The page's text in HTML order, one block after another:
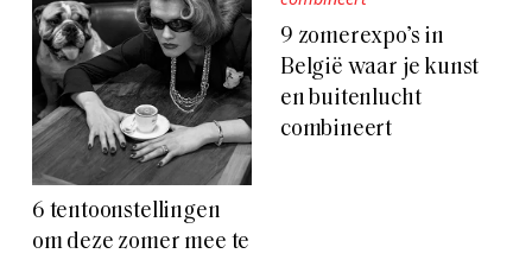
6 tentoonstellingen
om deze zomer mee te
9 zomerexpo’s in
België waar je kunst
en buitenlucht
combineert